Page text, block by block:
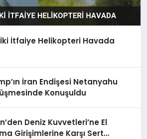
İtfaiye Helikopteri Havada
İran Endişesi Netanyahu
Konuşuldu
Deniz Kuvvetleri’ne El
Girişimlerine Karşı Sert